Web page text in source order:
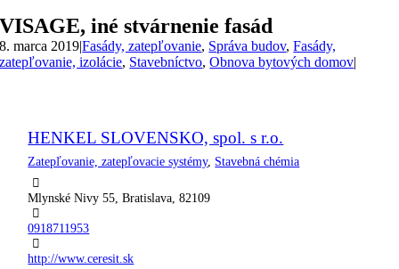
VISAGE, iné stvárnenie fasád
8. marca 2019|Fasády, zatepľovanie, Správa budov,Fasády,
zatepľovanie, izolácie, Stavebníctvo,Obnova bytových domov|
HENKEL SLOVENSKO, spol. s r.o.
Zatepľovanie, zatepľovacie systémy, Stavebná chémia
Mlynské Nivy 55, Bratislava, 82109
0918711953
http://www.ceresit.sk